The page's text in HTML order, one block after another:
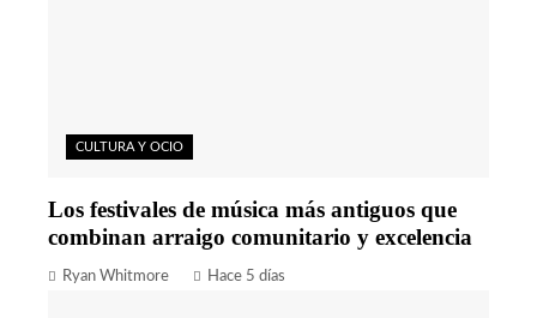
CULTURA Y OCIO
Los festivales de música más antiguos que
combinan arraigo comunitario y excelencia
Ryan Whitmore Hace 5 días